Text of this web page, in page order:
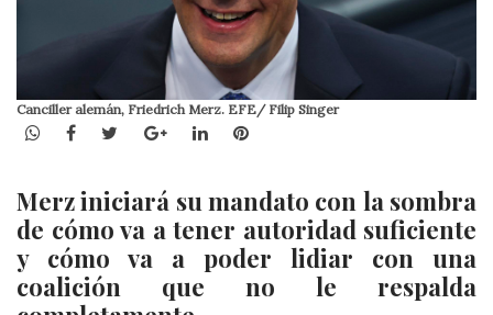
Canciller alemán, Friedrich Merz. EFE/ Filip Singer
WhatsApp
Facebook
TwitterGoogle+LinkedInPinterest
Merz iniciará su mandato con la sombra
de cómo va a tener autoridad suficiente
y cómo va a poder lidiar con una
coalición que no le respalda